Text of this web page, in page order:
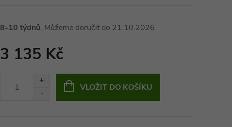
8-10 týdnů 21.10.2026
3 135 Kč
VLOŽIT DO KOŠÍKU